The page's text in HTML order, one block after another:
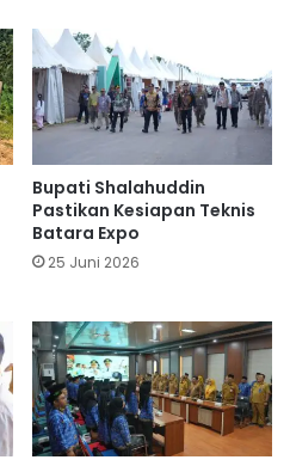
Bupati Shalahuddin
Pastikan Kesiapan Teknis
Batara Expo
25 Juni 2026